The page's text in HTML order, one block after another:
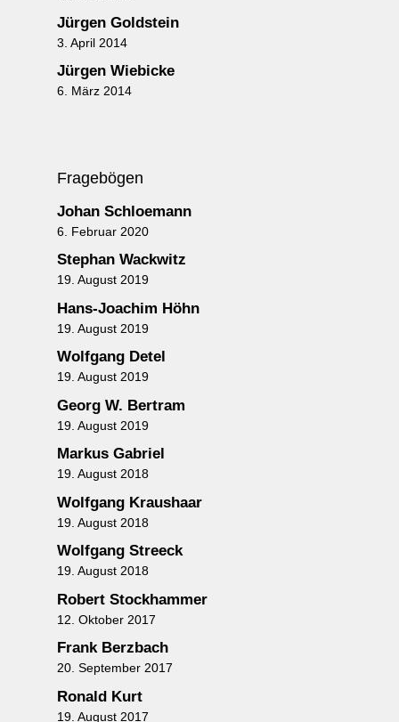
Jürgen Goldstein
3. April 2014
Jürgen Wiebicke
6. März 2014
Fragebögen
Johan Schloemann
6. Februar 2020
Stephan Wackwitz
19. August 2019
Hans-Joachim Höhn
19. August 2019
Wolfgang Detel
19. August 2019
Georg W. Bertram
19. August 2019
Markus Gabriel
19. August 2018
Wolfgang Kraushaar
19. August 2018
Wolfgang Streeck
19. August 2018
Robert Stockhammer
12. Oktober 2017
Frank Berzbach
20. September 2017
Ronald Kurt
19. August 2017